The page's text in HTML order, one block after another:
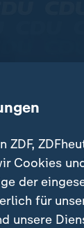
hat den
richtige
Cookies
der
für
unsere